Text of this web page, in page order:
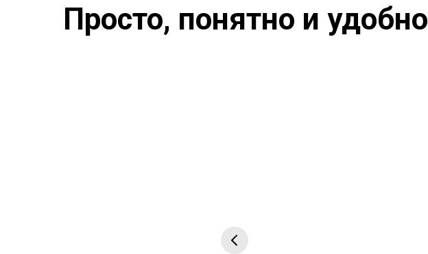
Просто, понятно и удобно